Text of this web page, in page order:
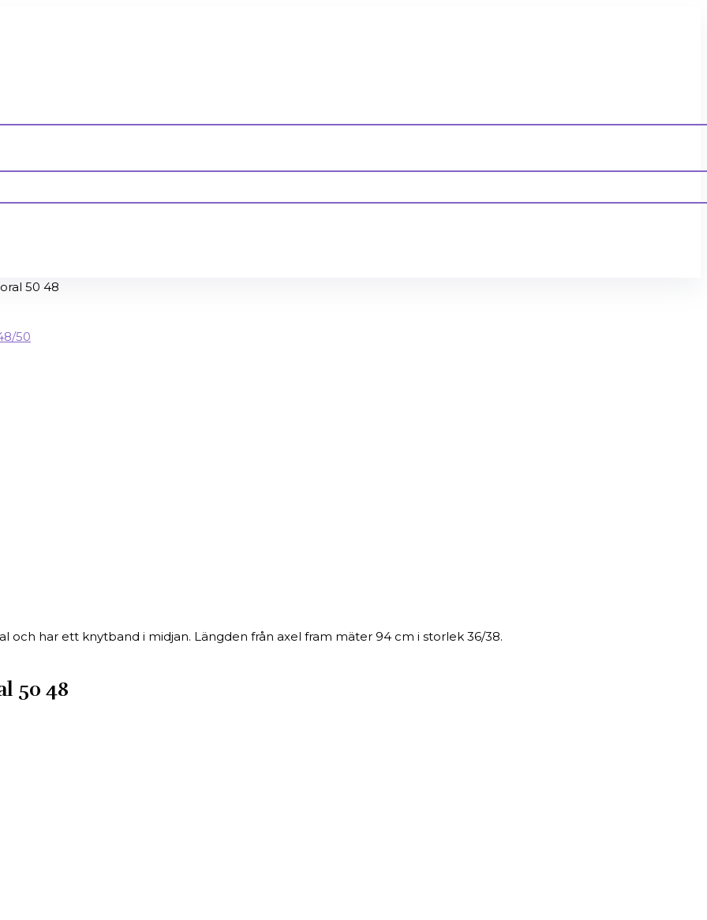
50 48
och har ett knytband i midjan. Längden från axel fram mäter 94 cm i storlek 36/38.
50 48